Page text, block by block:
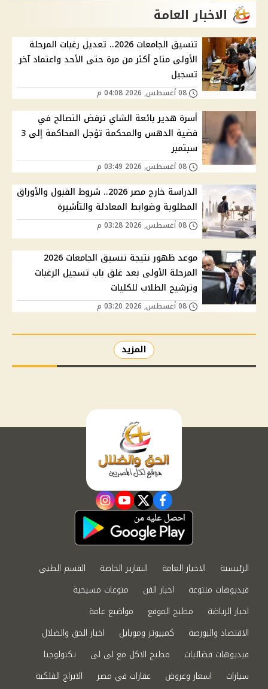
الاخبار العامة
تنسيق الجامعات 2026.. تعديل رغبات المرحلة
الأولى متاح أكثر من مرة حتى الأحد واعتماد آخر
تسجيل
أسرة هدير بائعة الشاي ترفض التصالح في
قضية الدهس والمحكمة تؤجل المحاكمة إلى 3
سبتمبر
الدراسة خارج مصر 2026.. شروط القبول والأوراق
المطلوبة وضوابط المعادلة والتأشيرة
موعد ظهور نتيجة تنسيق الجامعات 2026
المرحلة الأولى بعد غلق باب تسجيل الرغبات
وترشيح الطلاب للكليات
المزيد
facebook
twitter
youtube
instagram
الرئيسية الاخبار العامة التقارير الخاصة
القسم الطبي
فيديوهات متنوعة
اخبار الفن
منوعات مسيحية
اخبار الرياضة
مطبخ الموقع
مواضيع عامة
الاقتصاد والبورصة
كمبيوتر وموبايل
اخبار الحق والضلال
فيديوهات فضائيات
مطبخ الاكل مع لى لى
تكنولوجيا
سيارات
اسعار وعروض عقارات في مصر الابراج الفلكية